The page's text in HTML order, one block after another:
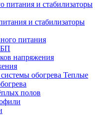
и стабилизаторы
питания
напряжения
Теплые
полов